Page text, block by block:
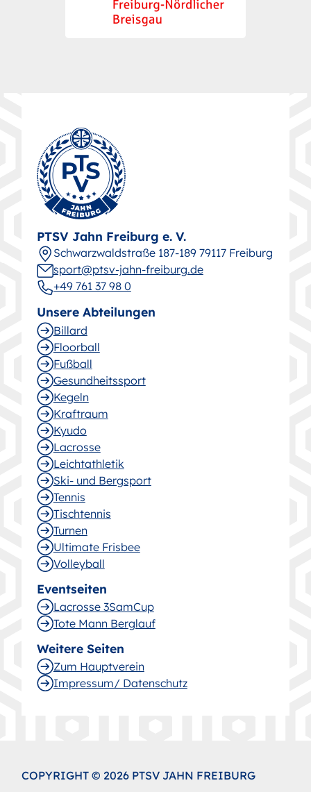
PTSV Jahn Freiburg e. V.
Schwarz­wald­straße 187-189 79117 Freiburg
sport@ptsv-jahn-freiburg.de
+49 761 37 98 0
Unsere Abteilungen
Billard
Floorball
Fußball
Gesund­heitssport
Kegeln
Kraftraum
Kyudo
Lacrosse
Leichtathletik
Ski- und Bergsport
Tennis
Tischtennis
Turnen
Ultimate Frisbee
Volleyball
Eventseiten
Lacrosse 3SamCup
Tote Mann Berglauf
Weitere Seiten
Zum Hauptverein
Impressum/ Datenschutz
COPYRIGHT © 2026 PTSV JAHN FREIBURG